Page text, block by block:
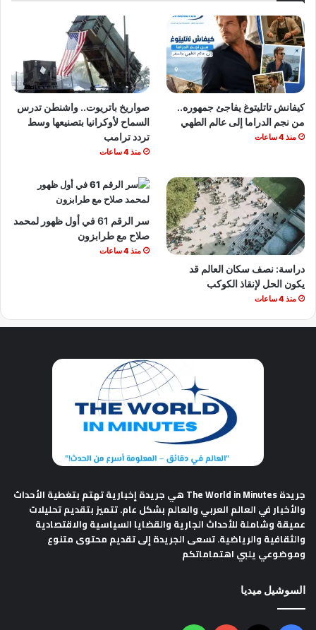
كيفانش تاتليتوغ يفاجئ جمهوره..
من نجم الدراما إلى عالم الطهي
منذ 4 ساعات
صواريخ باتريوت.. واشنطن تدرس
السماح لأوكرانيا بتصنيعها وسط
تردد ترامب
منذ 4 ساعات
دراسة: نصف سكان العالم قد
يكون الحل لإنقاذ الكوكب
منذ 4 ساعات
سر الرقم 61 في أول ظهور لمحمد
صلاح مع طرابزون
منذ 4 ساعات
جريدة The World in Minutes
هي جريدة إخبارية تهتم بتغطية الأحداث
والأخبار في العالم العربي والعالم بشكل عام. تتميز بتقديم تحليلات
عميقة وشاملة للأحداث الجارية والقضايا السياسية والاقتصادية
والثقافية والرياضية. تسعى الجريدة إلى تقديم محتوى متنوع
وموضوعي يلبي اهتماماتكم
السوشيل ميديا